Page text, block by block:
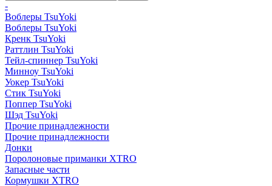
-
Воблеры TsuYoki
Воблеры TsuYoki
Кренк TsuYoki
Раттлин TsuYoki
Тейл-спиннер TsuYoki
Минноу TsuYoki
Уокер TsuYoki
Стик TsuYoki
Поппер TsuYoki
Шэд TsuYoki
Прочие принадлежности
Прочие принадлежности
Донки
Поролоновые приманки XTRO
Запасные части
Кормушки XTRO